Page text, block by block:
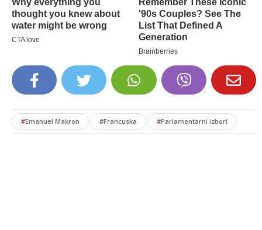
#Emanuel Makron #Francuska #Parlamentarni izbori